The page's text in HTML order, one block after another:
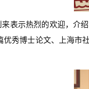
表示热烈的欢迎，介
优秀博士论文、上海市